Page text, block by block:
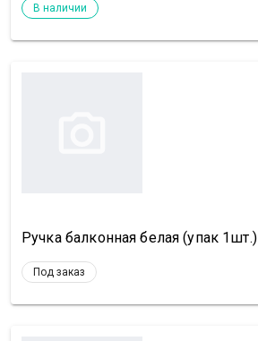
В наличии
Ручка балконная белая (упак 1шт.)
Под заказ